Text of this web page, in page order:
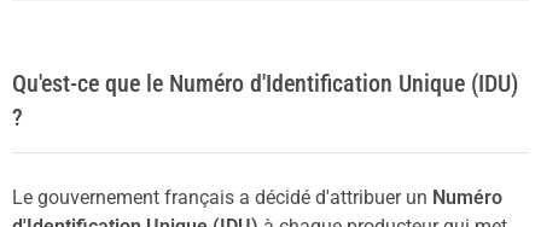
Qu'est-ce que le Numéro d'Identification Unique (IDU)
?
Le gouvernement français a décidé d'attribuer un Numéro